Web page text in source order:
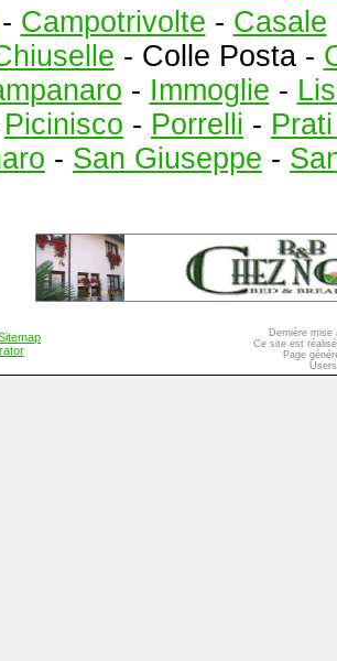
Campotrivolte - Casale
- Colle Posta -
- Immoglie -
Picinisco - Porrelli -
- San Giuseppe -
Dernière mise
Ce site est
Page